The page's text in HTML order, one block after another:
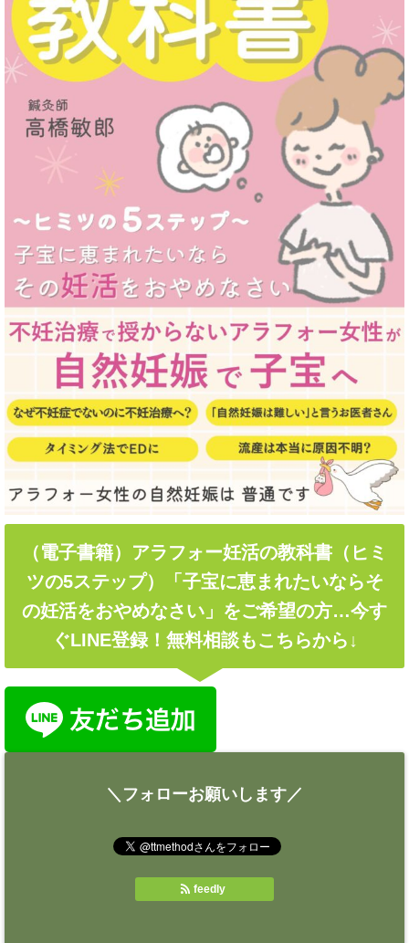
（電子書籍）アラフォー妊活の教科書（ヒミ
ツの5ステップ）「子宝に恵まれたいならそ
の妊活をおやめなさい」をご希望の方…今す
ぐLINE登録！無料相談もこちらから↓
＼フォローお願いします／
feedly